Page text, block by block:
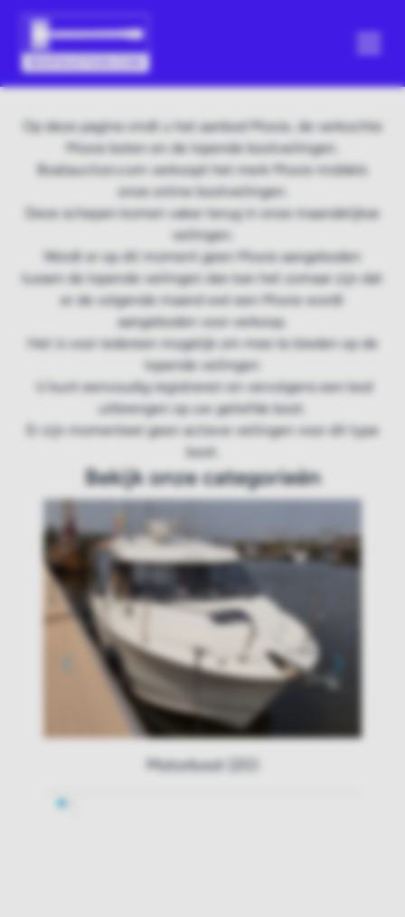
Op deze pagina vindt u het aanbod Moxie, de verkochte
Moxie boten en de lopende bootveilingen.
Boatauction.com verkoopt het merk Moxie middels
onze online bootveilingen.
Deze schepen komen vaker terug in onze maandelijkse
veilingen.
Wordt er op dit moment geen Moxie aangeboden
tussen de lopende veilingen dan kan het zomaar zijn dat
er de volgende maand wel een Moxie wordt
aangeboden voor verkoop.
Het is voor iedereen mogelijk om mee te bieden op de
lopende veilingen
U kunt eenvoudig registreren en vervolgens een bod
uitbrengen op uw geliefde boot.
Er zijn momenteel geen actieve veilingen voor dit type
boot.
Bekijk onze categorieën
Motorboot (20)